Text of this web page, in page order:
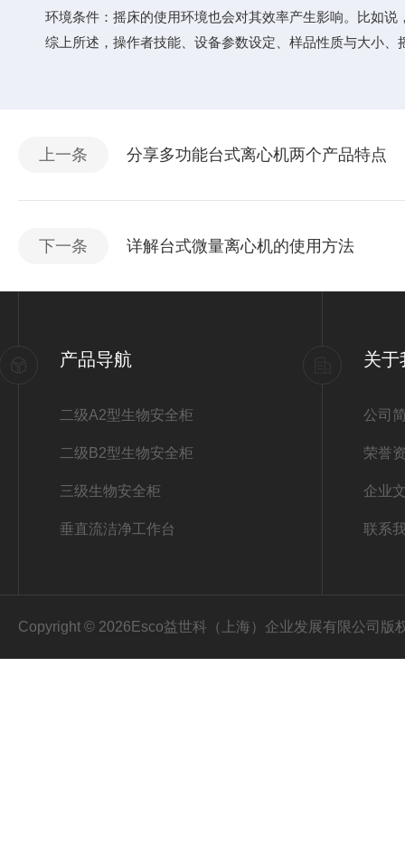
环境条件：摇床的使用环境也会对其效率产生影响。比如说
综上所述，操作者技能、设备参数设定、样品性质与大小、
上一条 分享多功能台式离心机两个产品特点
下一条 详解台式微量离心机的使用方法
产品导航
二级A2型生物安全柜
二级B2型生物安全柜
三级生物安全柜
垂直流洁净工作台
关于
公司
荣誉
企业
联系
Copyright © 2026Esco益世科（上海）企业发展有限公司